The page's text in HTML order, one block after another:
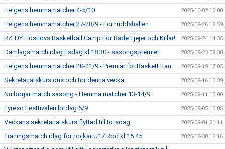
Helgens hemmamatcher 4-5/10 2025-10-02 10:00
Helgens hemmamatcher 27-28/9 - Fornuddshallen 2025-09-26 18:59
RÆDY Höstlovs Basketball Camp För Både Tjejer och Killar! 2025-09-24 14:35
Damlagsmatch idag tisdag kl 18:30 - säsongspremier 2025-09-23 09:30
Helgens hemmamatcher 20-21/9 - Premiär för BasketEttan 2025-09-19 17:05
Sekretariatskurs ons och tor denna vecka 2025-09-16 13:39
Nu börjar match säsong - Hemma matcher 13-14/9 2025-09-11 15:00
Tyresö Festtivalen lördag 6/9 2025-09-05 13:05
Veckans sekretariatskurs flyttad till torsdag 2025-09-01 21:11
Träningsmatch idag för pojkar U17 Röd kl 15:45 2025-08-30 12:16